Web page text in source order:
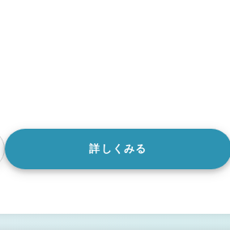
詳しくみる